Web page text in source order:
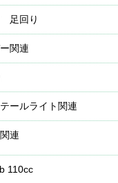
足回り
関連
ールライト関連
連
110cc